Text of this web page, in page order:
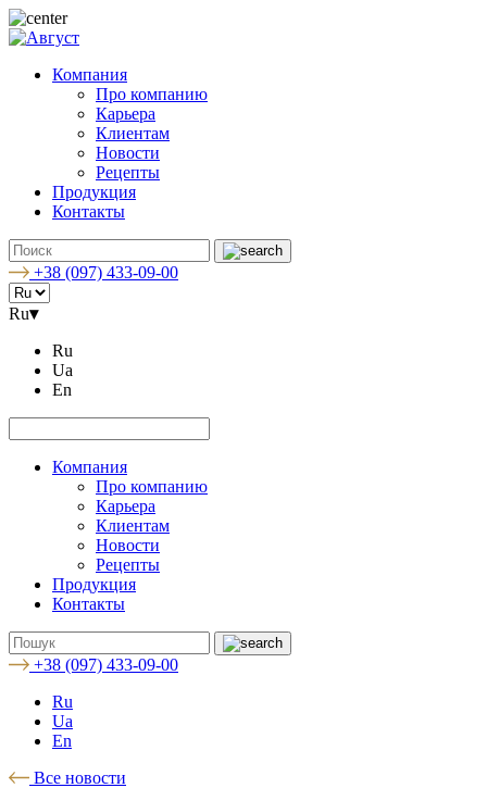
Компания
Про компанию
Карьера
Клиентам
Новости
Рецепты
Продукция
Контакты
+38 (097) 433-09-00
Ru▾
Ru
Ua
En
Компания
Про компанию
Карьера
Клиентам
Новости
Рецепты
Продукция
Контакты
+38 (097) 433-09-00
Ru
Ua
En
Все новости